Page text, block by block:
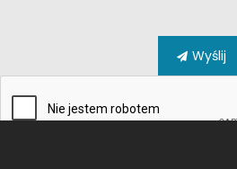
Wyślij